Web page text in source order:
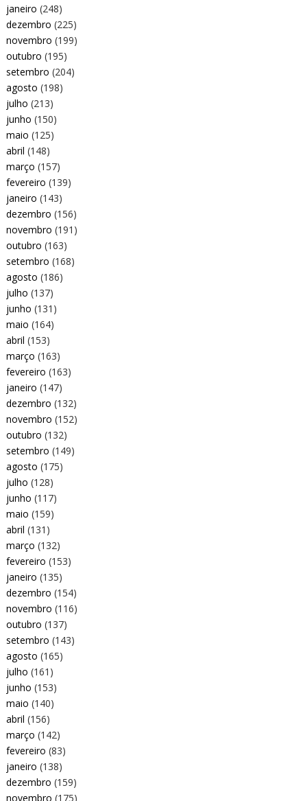
janeiro (248)
dezembro (225)
novembro (199)
outubro (195)
setembro (204)
agosto (198)
julho (213)
junho (150)
maio (125)
abril (148)
março (157)
fevereiro (139)
janeiro (143)
dezembro (156)
novembro (191)
outubro (163)
setembro (168)
agosto (186)
julho (137)
junho (131)
maio (164)
abril (153)
março (163)
fevereiro (163)
janeiro (147)
dezembro (132)
novembro (152)
outubro (132)
setembro (149)
agosto (175)
julho (128)
junho (117)
maio (159)
abril (131)
março (132)
fevereiro (153)
janeiro (135)
dezembro (154)
novembro (116)
outubro (137)
setembro (143)
agosto (165)
julho (161)
junho (153)
maio (140)
abril (156)
março (142)
fevereiro (83)
janeiro (138)
dezembro (159)
novembro (175)